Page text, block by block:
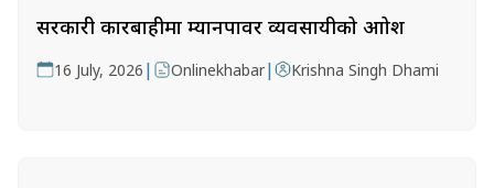
सरकारी कारबाहीमा म्यानपावर व्यवसायीको आक्रोश
16 July, 2026 | Onlinekhabar| Krishna Singh Dhami